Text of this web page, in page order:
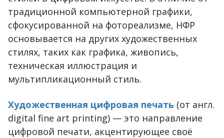
традиционной компьютерной графики,
сфокусированной на фотореализме, НФР
основывается на других художественных
стилях, таких как графика, живопись,
техническая иллюстрация и
мультипликационный стиль.
Художественная цифровая печать (от англ.
digital fine art printing) — это направление
цифровой печати, акцентирующее своё